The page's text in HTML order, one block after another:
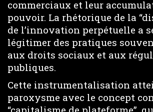
commerciaux et leur
pouvoir. La rhétorique de la
de l’innovation perpétuelle a
légitimer des pratiques
aux droits sociaux et aux
publiques.
Cette instrumentalisation
paroxysme avec le concept
“capitalisme de plateforme”,